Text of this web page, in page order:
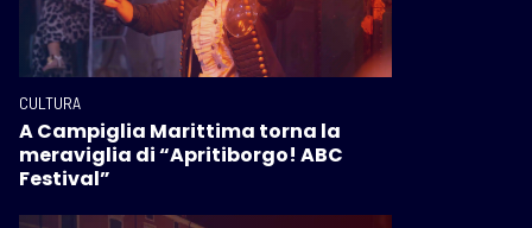
CULTURA
A Campiglia Marittima torna la
meraviglia di “Apritiborgo! ABC
Festival”